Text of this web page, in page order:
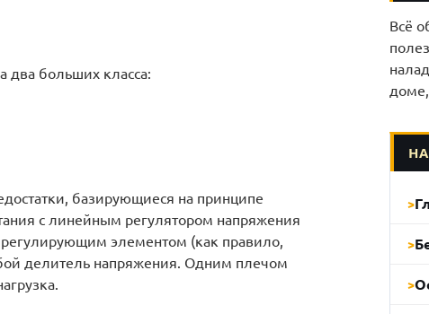
два больших класса:
базирующиеся на принципе
с линейным регулятором напряжения
элементом (как правило,
делитель напряжения. Одним плечом
Всё